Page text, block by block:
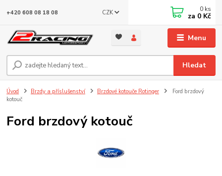
Menu
CZK
Hledat
+420 608 08 18 08 0 ks
za 0 Kč
Úvod Brzdy a příslušenství Brzdové kotouče Rotinger
Ford brzdový
kotouč
Ford brzdový kotouč